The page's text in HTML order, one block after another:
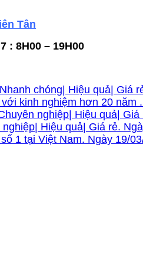
Tân
: 8H00 – 19H00
chóng| Hiệu quả| Giá
kinh nghiệm hơn 20 năm
nghiệp| Hiệu quả|
Hiệu quả| Giá rẻ.
1 tại Việt Nam. Ngày 19/